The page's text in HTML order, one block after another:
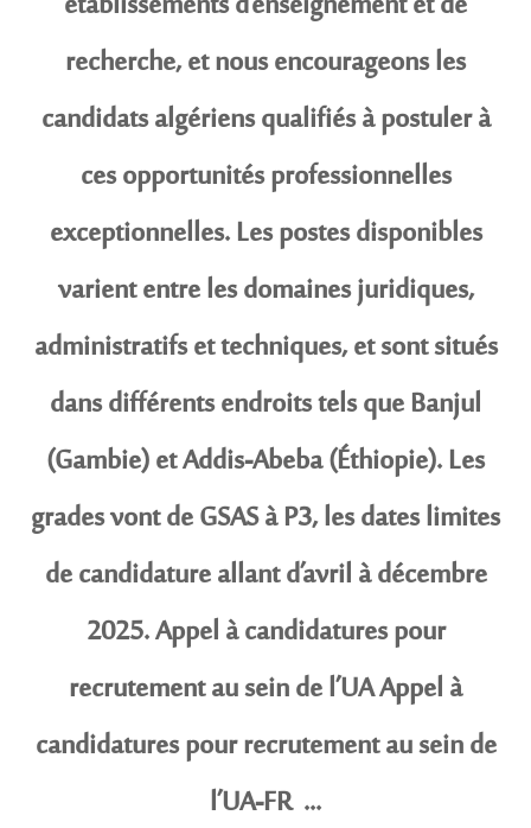
recherche, et nous encourageons les
candidats algériens qualifiés à postuler à
ces opportunités professionnelles
exceptionnelles. Les postes disponibles
varient entre les domaines juridiques,
administratifs et techniques, et sont situés
dans différents endroits tels que Banjul
(Gambie) et Addis-Abeba (Éthiopie). Les
grades vont de GSAS à P3, les dates limites
de candidature allant d’avril à décembre
2025. Appel à candidatures pour
recrutement au sein de l’UA Appel à
candidatures pour recrutement au sein de
l’UA-FR ...